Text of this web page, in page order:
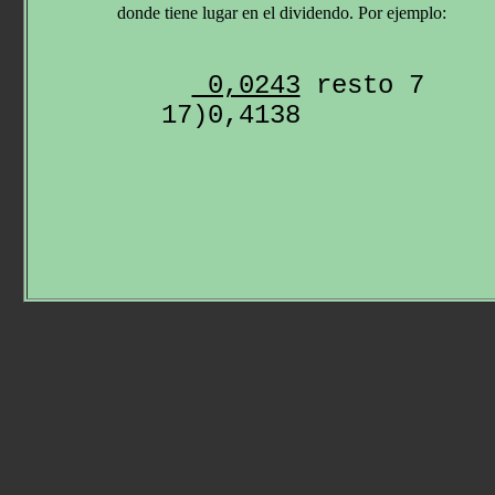
donde tiene lugar en el dividendo. Por ejemplo:
0,0243 resto 7